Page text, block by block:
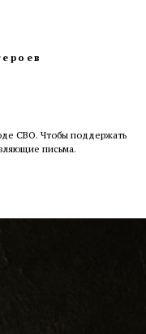
СВО. Чтобы поддержать
письма.